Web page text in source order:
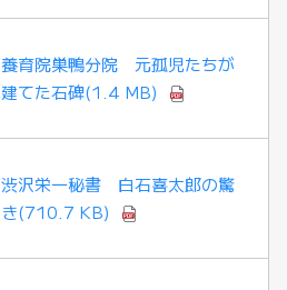
養育院巣鴨分院 元孤児たちが
建てた石碑(1.4 MB)
渋沢栄一秘書 白石喜太郎の驚
き(710.7 KB)